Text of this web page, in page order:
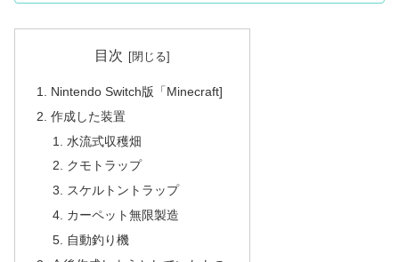
delayed-until-2018/
目次
Nintendo Switch版「Minecraft]
作成した装置
水流式収穫畑